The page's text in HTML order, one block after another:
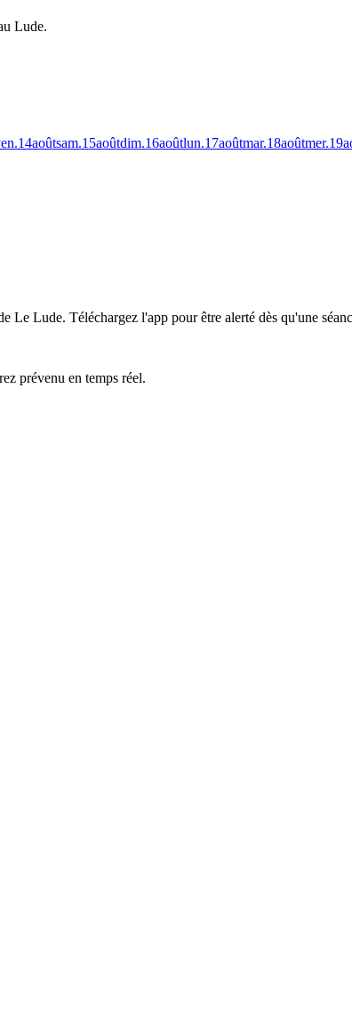
Lude.
14aoûtsam.15aoûtdim.16aoûtlun.17aoûtmar.18aoûtmer.19
Le Lude. Téléchargez l'app pour être alerté dès qu'une
prévenu en temps réel.